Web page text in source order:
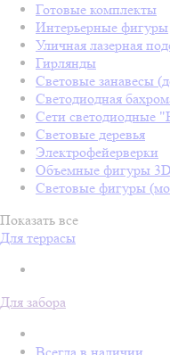
Готовые комплекты
Интерьерные фигуры
Уличная лазерная
Гирлянды
Световые занавесы
Светодиодная
Сети светодиодные
Световые деревья
Электрофейерверки
Объемные фигуры 3D
Световые фигуры
Показать все
Для террасы
Для забора